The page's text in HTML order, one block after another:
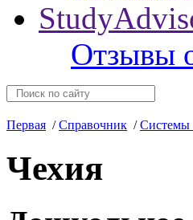
Отзывы
Первая /Справочник /Системы
Чехия